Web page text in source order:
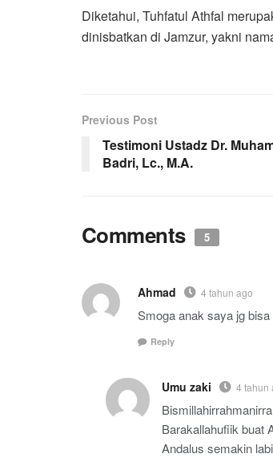
Diketahui, Tuhfatul Athfal
dinisbatkan di Jamzur, yakni
Previous Post
Testimoni Ustadz Dr.
Badri, Lc., M.A.
Comments 5
Ahmad 4 tahun ago
Smoga anak saya jg
Reply
Umu zaki 4 tahun
Barakallahufiik buat
Andalus semakin